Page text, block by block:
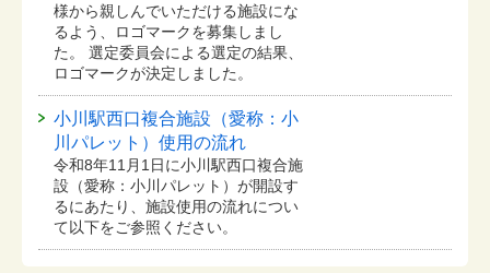
様から親しんでいただける施設にな
るよう、ロゴマークを募集しまし
た。 選定委員会による選定の結果、
ロゴマークが決定しました。
小川駅西口複合施設（愛称：小
川パレット）使用の流れ
令和8年11月1日に小川駅西口複合施
設（愛称：小川パレット）が開設す
るにあたり、施設使用の流れについ
て以下をご参照ください。